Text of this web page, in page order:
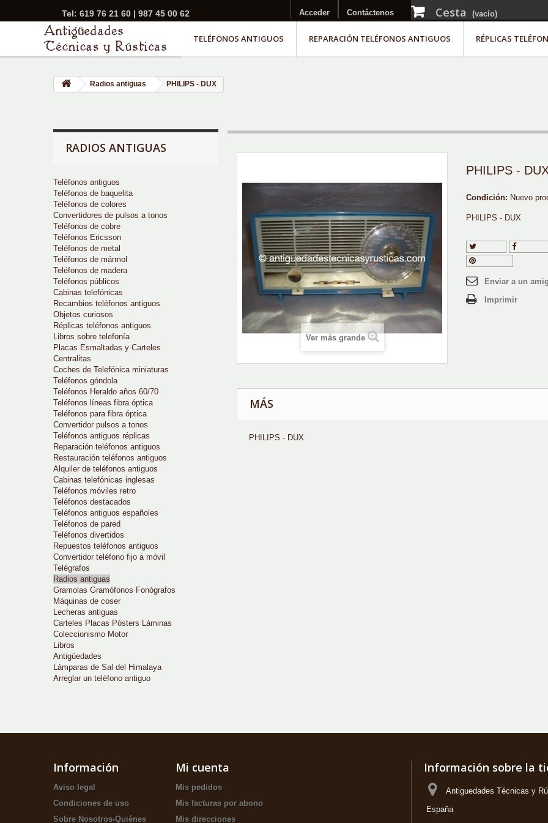
Tel: 619 76 21 60 | 987 45 00 62 Cesta (vacío)
Contáctenos
Acceder
RÉPLICAS
REPARACIÓN TELÉFONOS ANTIGUOS
TELÉFONOS ANTIGUOS
Radios antiguas PHILIPS - DUX
RADIOS ANTIGUAS
Teléfonos antiguos
Teléfonos de baquelita
Teléfonos de colores
Convertidores de pulsos a tonos
Teléfonos de cobre
Teléfonos Ericsson
Teléfonos de metal
Teléfonos de mármol
Teléfonos de madera
Teléfonos públicos
Cabinas telefónicas
Recambios teléfonos antiguos
Objetos curiosos
Réplicas teléfonos antiguos
Libros sobre telefonía
Placas Esmaltadas y Carteles
Centralitas
Coches de Telefónica miniaturas
Teléfonos góndola
Teléfonos Heraldo años 60/70
Teléfonos líneas fibra óptica
Teléfonos para fibra óptica
Convertidor pulsos a tonos
Teléfonos antiguos réplicas
Reparación teléfonos antiguos
Restauración teléfonos antiguos
Alquiler de teléfonos antiguos
Cabinas telefónicas inglesas
Teléfonos móviles retro
Teléfonos destacados
Teléfonos antiguos españoles
Teléfonos de pared
Teléfonos divertidos
Repuestos teléfonos antiguos
Convertidor teléfono fijo a móvil
Telégrafos
Radios antiguas
Gramolas Gramófonos Fonógrafos
Máquinas de coser
Lecheras antiguas
Carteles Placas Pósters Láminas
Coleccionismo Motor
Libros
Antigüedades
Lámparas de Sal del Himalaya
Arreglar un teléfono antiguo
Ver más grande
PHILIPS -
Condición: Nuevo
PHILIPS - DUX
Tuitear
Pinterest
Enviar a un
Imprimir
MÁS
PHILIPS - DUX
Información
Aviso legal
Condiciones de uso
Sobre Nosotros-Quiénes
Mi cuenta
Mis pedidos
Mis facturas por abono
Mis direcciones
Información sobre la
Antiguedades Técnicas y
España